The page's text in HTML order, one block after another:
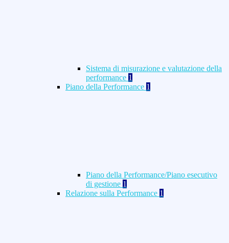
Sistema di misurazione e valutazione della
performance 1
Piano della Performance 1
Piano della Performance/Piano esecutivo
di gestione 1
Relazione sulla Performance 1